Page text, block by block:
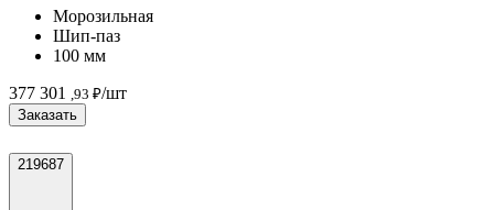
Морозильная
Шип-паз
100 мм
377 301
,93 ₽/шт
Заказать
219687